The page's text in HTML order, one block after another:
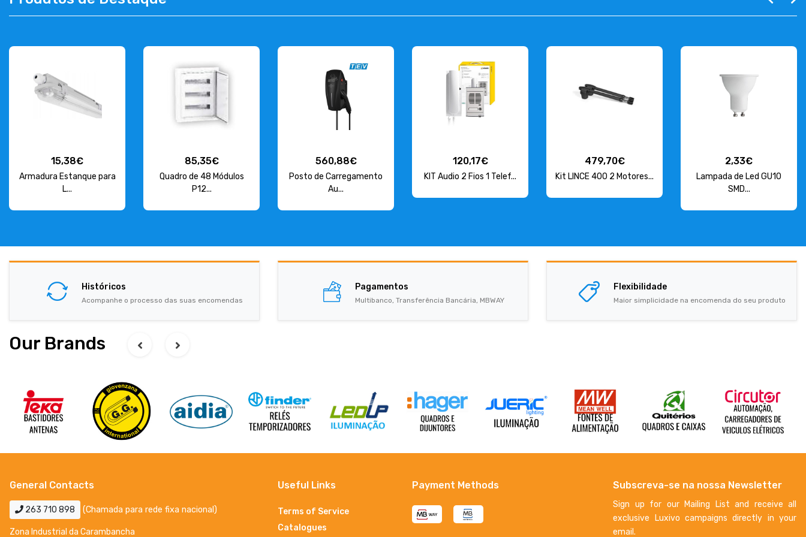
CONTACT
geral@luxivo.pt
15,38€
Armadura Estanque para
L...
85,35€
Quadro de 48 Módulos
P12...
560,88€
Posto de Carregamento
Au...
120,17€
KIT Audio 2 Fios 1 Telef...
479,70€
Kit LINCE 400 2 Motores...
2,33€
Lampada de Led GU10
SMD...
Históricos
Acompanhe o processo das suas encomendas
Pagamentos
Multibanco, Transferência Bancária, MBWAY
Flexibilidade
Maior simplicidade na encomenda do seu produto
Our Brands
General Contacts
263 710 898 (Chamada para rede fixa nacional)
Zona Industrial da Carambancha
Useful Links
Terms of Service
Catalogues
Payment Methods Subscreva-se na nossa Newsletter
Sign up for our Mailing List and receive all
exclusive Luxivo campaigns directly in your
email.